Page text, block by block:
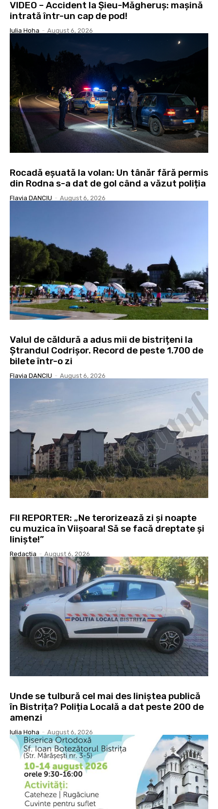
VIDEO – Accident la Șieu-Măgheruș: mașină
intrată într-un cap de pod!
Iulia Hoha - August 6, 2026
Rocadă eșuată la volan: Un tânăr fără permis
din Rodna s-a dat de gol când a văzut poliția
Flavia DANCIU - August 6, 2026
Valul de căldură a adus mii de bistrițeni la
Ștrandul Codrișor. Record de peste 1.700 de
bilete într-o zi
Flavia DANCIU - August 6, 2026
FII REPORTER: „Ne terorizează zi și noapte
cu muzica în Viișoara! Să se facă dreptate și
liniște!”
Redactia - August 6, 2026
Unde se tulbură cel mai des liniștea publică
în Bistrița? Poliția Locală a dat peste 200 de
amenzi
Iulia Hoha - August 6, 2026